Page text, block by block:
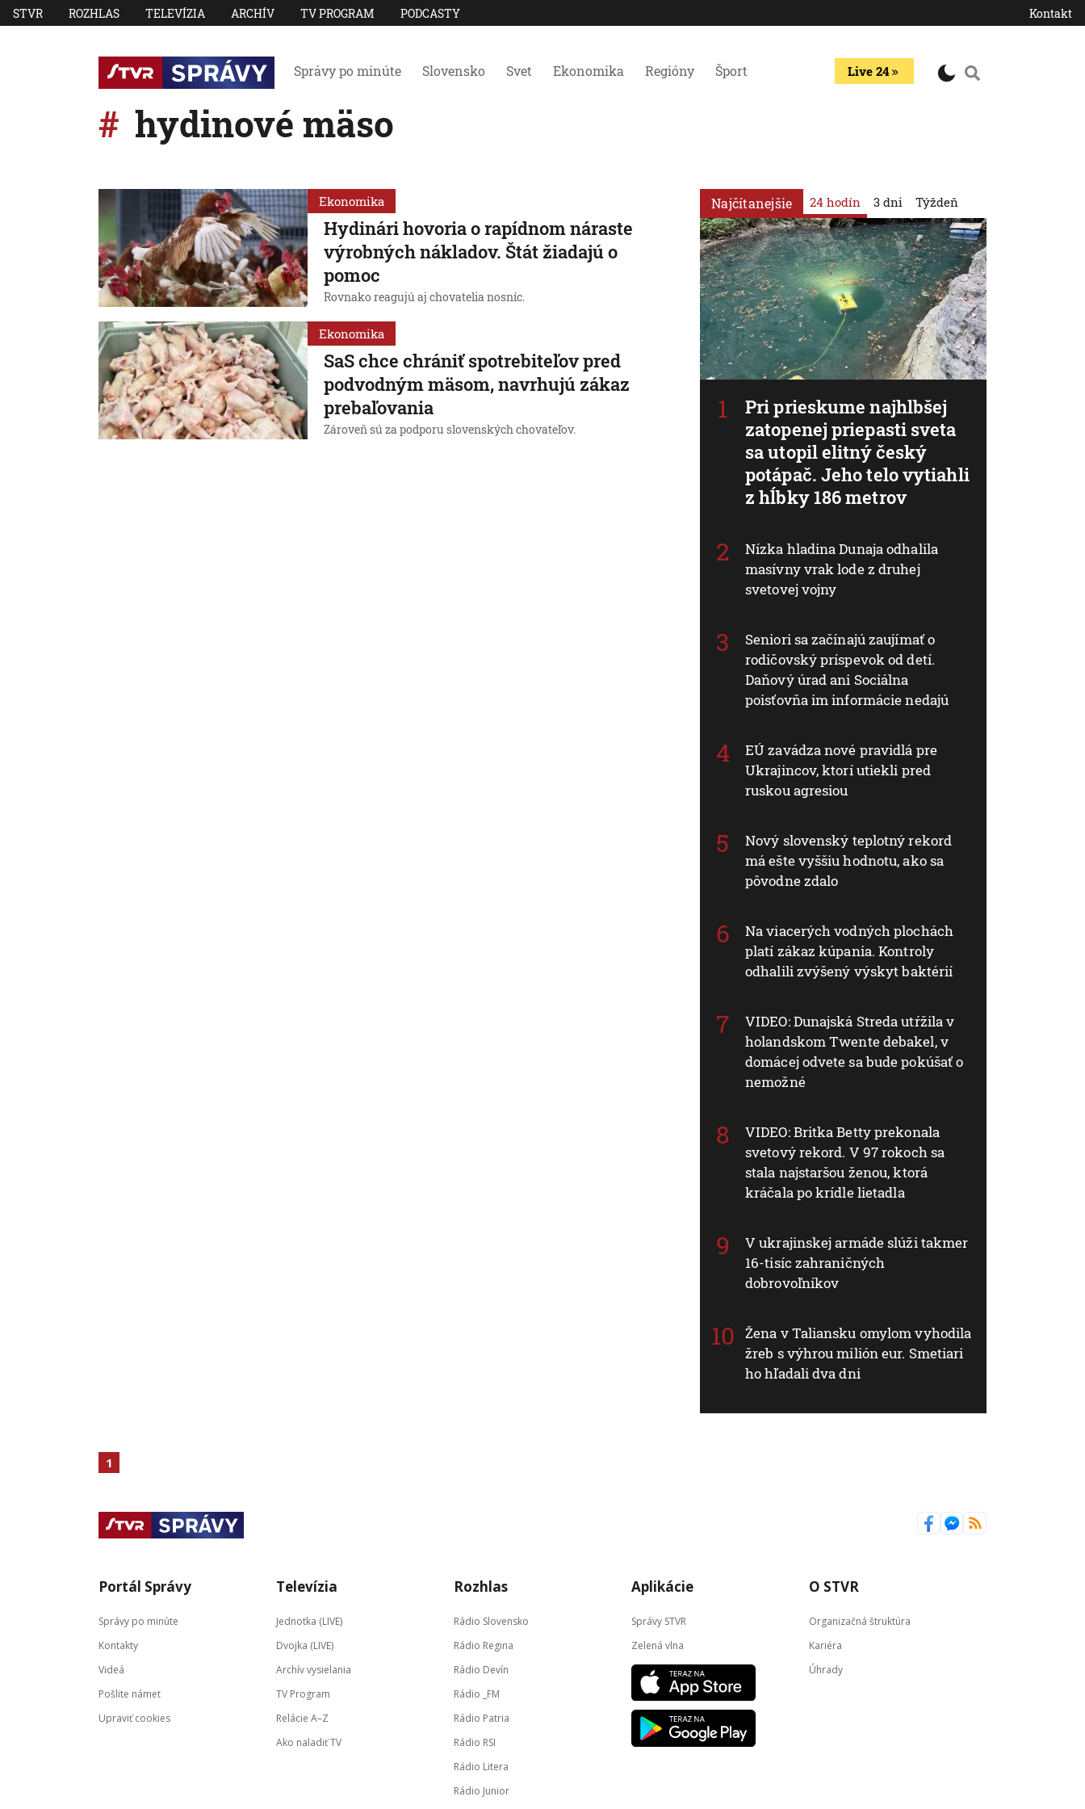
STVR ROZHLAS TELEVÍZIA ARCHÍV TV PROGRAM PODCASTY Kontakt
Správy po minúte Slovensko Svet Ekonomika Regióny Šport Live 24
hydinové mäso
Ekonomika
Hydinári hovoria o rapídnom náraste
výrobných nákladov. Štát žiadajú o
pomoc
Rovnako reagujú aj chovatelia nosníc.
Ekonomika
SaS chce chrániť spotrebiteľov pred
podvodným mäsom, navrhujú zákaz
prebaľovania
Zároveň sú za podporu slovenských chovateľov.
Najčítanejšie 24 hodín
Pri prieskume najhlbšej
zatopenej priepasti sveta
sa utopil elitný český
potápač. Jeho telo vytiahli
z hĺbky 186 metrov
Nízka hladina Dunaja odhalila
masívny vrak lode z druhej
svetovej vojny
Seniori sa začínajú zaujímať o
rodičovský príspevok od detí.
Daňový úrad ani Sociálna
poisťovňa im informácie nedajú
EÚ zavádza nové pravidlá pre
Ukrajincov, ktorí utiekli pred
ruskou agresiou
Nový slovenský teplotný rekord
má ešte vyššiu hodnotu, ako sa
pôvodne zdalo
Na viacerých vodných plochách
platí zákaz kúpania. Kontroly
odhalili zvýšený výskyt baktérií
VIDEO: Dunajská Streda utŕžila v
holandskom Twente debakel, v
domácej odvete sa bude pokúšať o
nemožné
VIDEO: Britka Betty prekonala
svetový rekord. V 97 rokoch sa
stala najstaršou ženou, ktorá
kráčala po krídle lietadla
V ukrajinskej armáde slúži takmer
16-tisíc zahraničných
dobrovoľníkov
Žena v Taliansku omylom vyhodila
žreb s výhrou milión eur. Smetiari
ho hľadali dva dni
3 dni Týždeň
1
Portál Správy
Správy po minúte
Kontakty
Videá
Pošlite námet
Upraviť cookies
Televízia
Jednotka (LIVE)
Dvojka (LIVE)
Archív vysielania
TV Program
Relácie A–Z
Ako naladiť TV
Rozhlas
Rádio Slovensko
Rádio Regina
Rádio Devín
Rádio _FM
Rádio Patria
Rádio RSI
Rádio Litera
Rádio Junior
Aplikácie
Správy STVR
Zelená vlna
O STVR
Organizačná štruktúra
Kariéra
Úhrady